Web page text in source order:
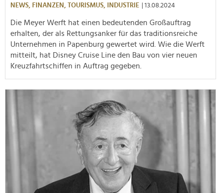
NEWS, FINANZEN, TOURISMUS, INDUSTRIE | 13.08.2024
Die Meyer Werft hat einen bedeutenden Großauftrag
erhalten, der als Rettungsanker für das traditionsreiche
Unternehmen in Papenburg gewertet wird. Wie die Werft
mitteilt, hat Disney Cruise Line den Bau von vier neuen
Kreuzfahrtschiffen in Auftrag gegeben.